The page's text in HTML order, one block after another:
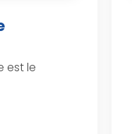
est le